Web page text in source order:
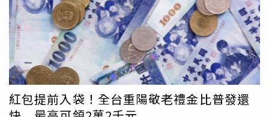
父母的義務。法院審酌2位原告均患重病，生活困難，其請
求增加贍養費符合法律與現實情況，最終判決4名子女每人
每月應向父母支付700元贍養費。庭審結束後，法官以此案
為例，向在場村民講解法律條文，並結合農村常見的土地流
轉、鄰里糾紛等案例，開展普法宣講。法官強調，贍養父母
既是中華民族的傳統美德，更是法律明確要求的公民責任。
子女應在經濟與精神上給予父母必要支持，不能以任何理由
推卸責任。
紅包提前入袋！全台重陽敬老禮金比普發還